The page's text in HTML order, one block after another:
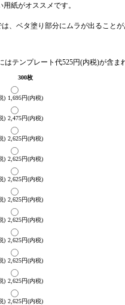
紙がオススメです。
、ベタ塗り部分にムラが出ること
テンプレート代525円(内税)が含ま
300枚
) 1,695円(内税)
) 2,475円(内税)
) 2,625円(内税)
) 2,625円(内税)
) 2,625円(内税)
) 2,625円(内税)
) 2,625円(内税)
) 2,625円(内税)
) 2,625円(内税)
) 2,625円(内税)
) 2,625円(内税)